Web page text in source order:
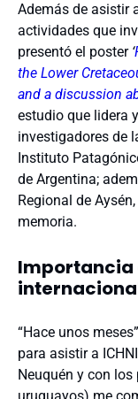
Además de asistir
actividades que
presentó el poster ‘
the Lower
and a discussion
estudio que lidera
investigadores de
Instituto
de Argentina;
Regional de
memoria.
Importancia
“Hace unos
para asistir a
Neuquén y con